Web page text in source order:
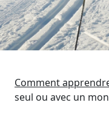
Comment
seul ou avec un